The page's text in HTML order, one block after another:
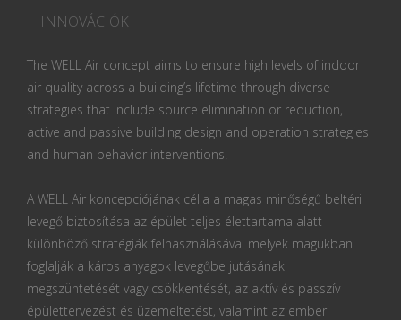
INNOVÁCIÓK
The WELL Air concept aims to ensure high levels of indoor
air quality across a building’s lifetime through diverse
strategies that include source elimination or reduction,
active and passive building design and operation strategies
and human behavior interventions.
A WELL Air koncepciójának célja a magas minőségű beltéri
levegő biztosítása az épület teljes élettartama alatt
különböző stratégiák felhasználásával melyek magukban
foglalják a káros anyagok levegőbe jutásának
megszüntetését vagy csökkentését, az aktív és passzív
épülettervezést és üzemeltetést, valamint az emberi